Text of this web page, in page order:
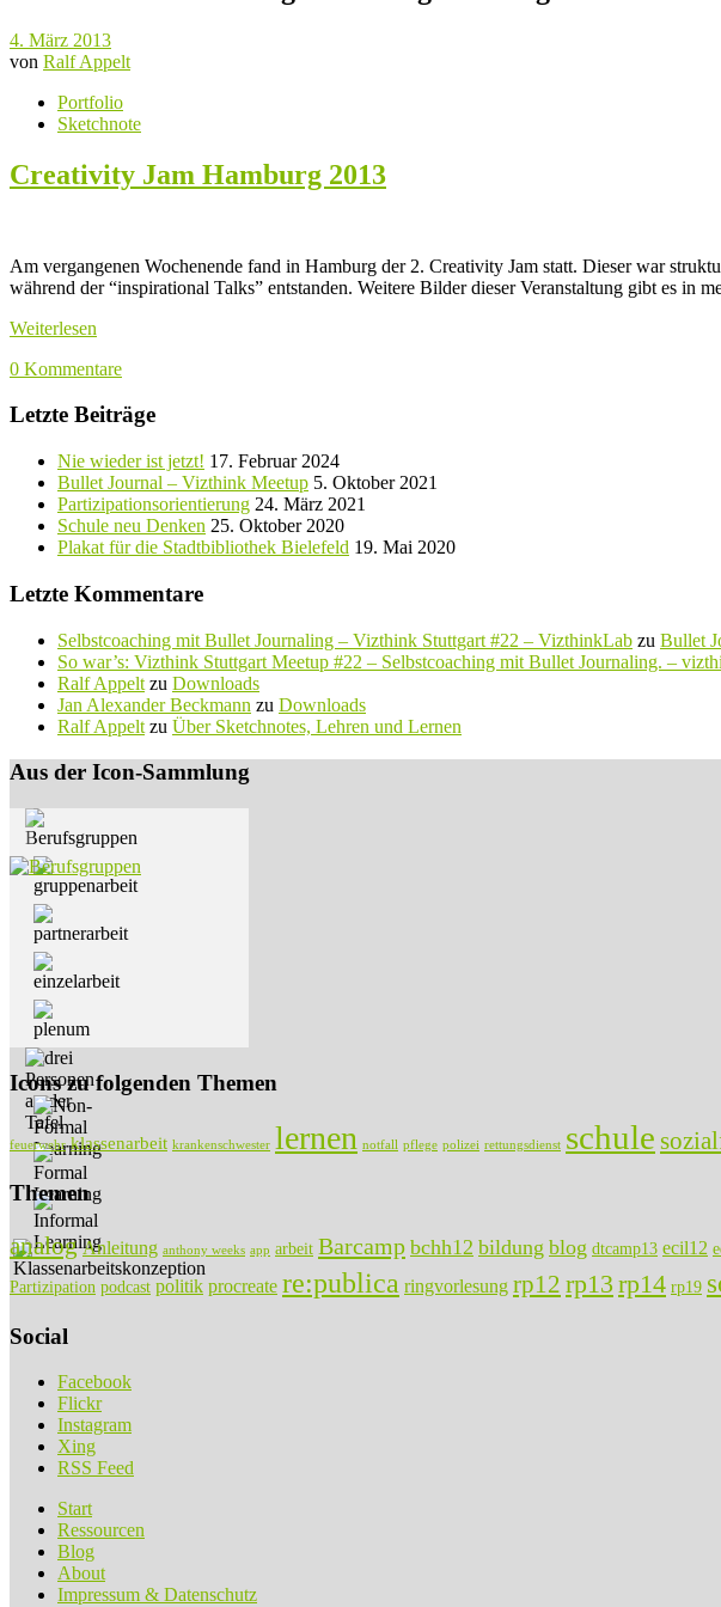
4. März 2013
von Ralf Appelt
Portfolio
Sketchnote
Creativity Jam Hamburg 2013
Am vergangenen Wochenende fand in Hamburg der 2. Creativity Jam statt. Dieser war
während der “inspirational Talks” entstanden. Weitere Bilder dieser Veranstaltung gibt es in
Weiterlesen
0 Kommentare
Letzte Beiträge
Nie wieder ist jetzt! 17. Februar 2024
Bullet Journal – Vizthink Meetup 5. Oktober 2021
Partizipationsorientierung 24. März 2021
Schule neu Denken 25. Oktober 2020
Plakat für die Stadtbibliothek Bielefeld 19. Mai 2020
Letzte Kommentare
Selbstcoaching mit Bullet Journaling – Vizthink Stuttgart #22 – VizthinkLab zu Bullet
So war’s: Vizthink Stuttgart Meetup #22 – Selbstcoaching mit Bullet Journaling. –
Ralf Appelt zu Downloads
Jan Alexander Beckmann zu Downloads
Ralf Appelt zu Über Sketchnotes, Lehren und Lernen
Aus der Icon-Sammlung
Icons zu folgenden Themen
feuerwehr klassenarbeit krankenschwester lernen notfall pflege polizei rettungsdienst schule
Themen
analog Anleitung anthony weeks app arbeit Barcamp bchh12 bildung blog dtcamp13 ecil12
Partizipation podcast politik procreate re:publica ringvorlesung rp12 rp13 rp14 rp19
Social
Facebook
Flickr
Instagram
Xing
RSS Feed
Start
Ressourcen
Blog
About
Impressum & Datenschutz